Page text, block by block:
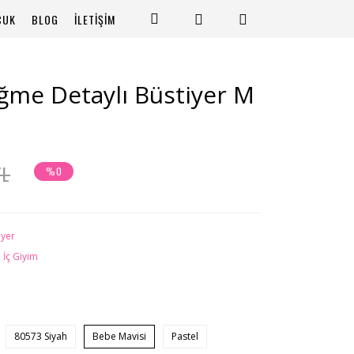
BLOG İLETİŞİM
Detaylı Büstiyer M
%0
İç Giyim
80573 Siyah Bebe Mavisi Pastel